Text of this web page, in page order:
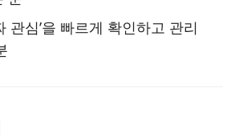
관심’을 빠르게 확인하고 관리